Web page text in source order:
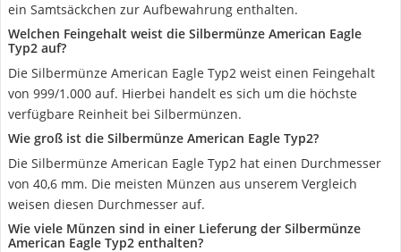
ein Samtsäckchen zur Aufbewahrung enthalten.
Welchen Feingehalt weist die Silbermünze American Eagle
Typ2 auf?
Die Silbermünze American Eagle Typ2 weist einen Feingehalt
von 999/1.000 auf. Hierbei handelt es sich um die höchste
verfügbare Reinheit bei Silbermünzen.
Wie groß ist die Silbermünze American Eagle Typ2?
Die Silbermünze American Eagle Typ2 hat einen Durchmesser
von 40,6 mm. Die meisten Münzen aus unserem Vergleich
weisen diesen Durchmesser auf.
Wie viele Münzen sind in einer Lieferung der Silbermünze
American Eagle Typ2 enthalten?